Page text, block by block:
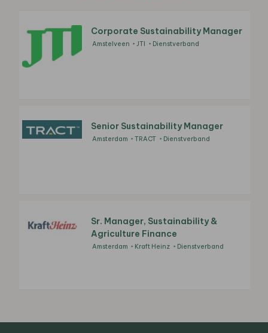
Corporate Sustainability Manager
Amstelveen JTI Dienstverband
Senior Sustainability Manager
Amsterdam TRACT Dienstverband
Sr. Manager, Sustainability &
Agriculture Finance
Amsterdam Kraft Heinz Dienstverband